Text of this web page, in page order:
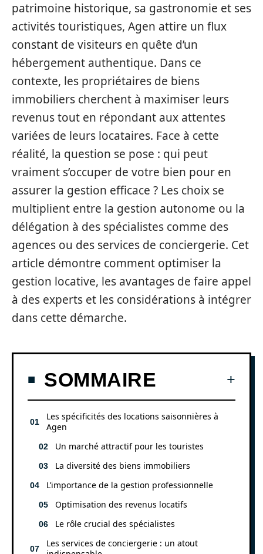
patrimoine historique, sa gastronomie et ses
activités touristiques, Agen attire un flux
constant de visiteurs en quête d’un
hébergement authentique. Dans ce
contexte, les propriétaires de biens
immobiliers cherchent à maximiser leurs
revenus tout en répondant aux attentes
variées de leurs locataires. Face à cette
réalité, la question se pose : qui peut
vraiment s’occuper de votre bien pour en
assurer la gestion efficace ? Les choix se
multiplient entre la gestion autonome ou la
délégation à des spécialistes comme des
agences ou des services de conciergerie. Cet
article démontre comment optimiser la
gestion locative, les avantages de faire appel
à des experts et les considérations à intégrer
dans cette démarche.
SOMMAIRE
Les spécificités des locations saisonnières à
Agen
Un marché attractif pour les touristes
La diversité des biens immobiliers
L’importance de la gestion professionnelle
Optimisation des revenus locatifs
Le rôle crucial des spécialistes
Les services de conciergerie : un atout